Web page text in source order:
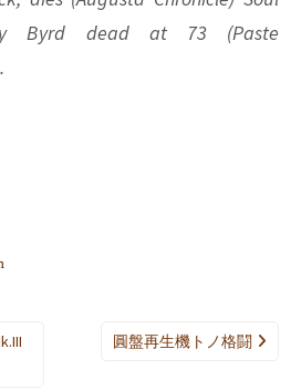
Byrd dead at 73 (Paste
圓盤再生機トノ格闘